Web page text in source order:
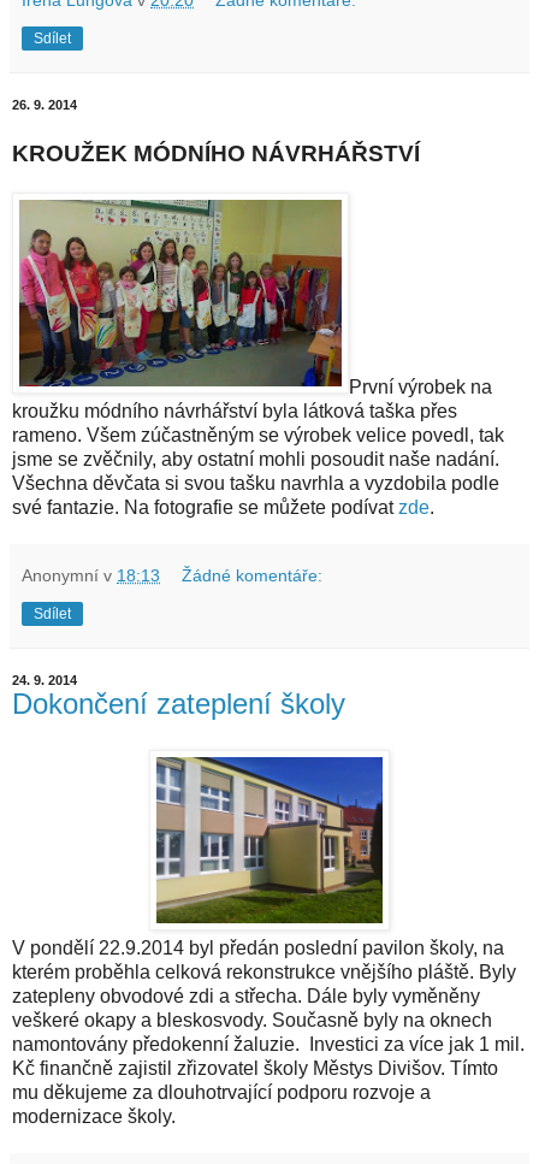
Sdílet
26. 9. 2014
KROUŽEK MÓDNÍHO NÁVRHÁŘSTVÍ
První výrobek na
kroužku módního návrhářství byla látková taška přes
rameno. Všem zúčastněným se výrobek velice povedl, tak
jsme se zvěčnily, aby ostatní mohli posoudit naše nadání.
Všechna děvčata si svou tašku navrhla a vyzdobila podle
své fantazie. Na fotografie se můžete podívatzde.
Anonymní v 18:13 Žádné komentáře:
Sdílet
24. 9. 2014
Dokončení zateplení školy
V pondělí 22.9.2014 byl předán poslední pavilon školy, na
kterém proběhla celková rekonstrukce vnějšího pláště. Byly
zatepleny obvodové zdi a střecha. Dále byly vyměněny
veškeré okapy a bleskosvody. Současně byly na oknech
namontovány předokenní žaluzie. Investici za více jak 1 mil.
Kč finančně zajistil zřizovatel školy Městys Divišov. Tímto
mu děkujeme za dlouhotrvající podporu rozvoje a
modernizace školy.